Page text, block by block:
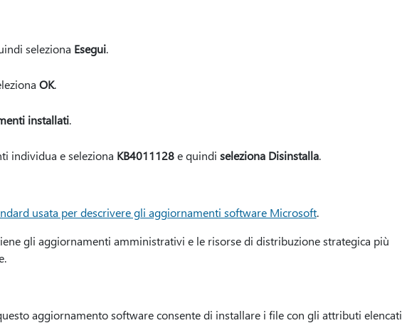
seleziona Esegui.
OK.
installati.
individua e seleziona KB4011128e quindi seleziona Disinstalla.
usata per descrivere gli aggiornamenti software Microsoft.
gli aggiornamenti amministrativi e le risorse di distribuzione strategica più
aggiornamento software consente di installare i file con gli attributi elencati